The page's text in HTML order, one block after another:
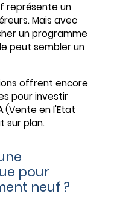
représente un
Mais avec
un programme
peut sembler un
offrent encore
pour investir
(Vente en l'Etat
sur plan.
pour
neuf ?